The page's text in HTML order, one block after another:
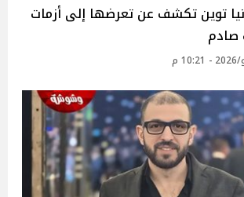
توين تكشف عن تعرضها إلى أزمات
صادم